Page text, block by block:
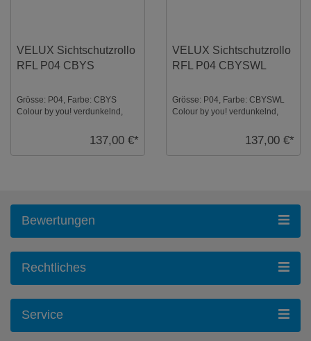
VELUX Sichtschutzrollo
RFL P04 CBYS
Grösse: P04, Farbe: CBYS
Colour by you! verdunkelnd,
137,00 €*
VELUX Sichtschutzrollo
RFL P04 CBYSWL
Grösse: P04, Farbe: CBYSWL
Colour by you! verdunkelnd,
137,00 €*
Bewertungen
Rechtliches
Service